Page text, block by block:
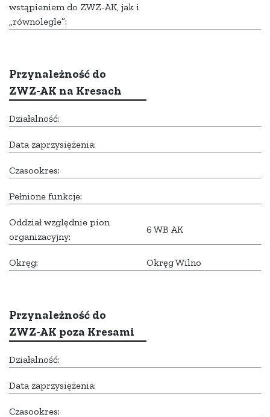
wstąpieniem do ZWZ-AK, jak i
„równolegle”:
Przynależność do
ZWZ-AK na Kresach
Działalność:
Data zaprzysiężenia:
Czasookres:
Pełnione funkcje:
Oddział względnie pion
organizacyjny:
6 WB AK
Okręg: Okręg Wilno
Przynależność do
ZWZ-AK poza Kresami
Działalność:
Data zaprzysiężenia:
Czasookres: